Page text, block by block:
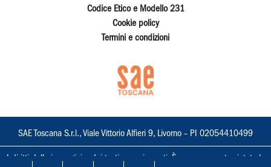
Codice Etico e Modello 231
Cookie policy
Termini e condizioni
SAE Toscana S.r.l., Viale Vittorio Alfieri 9, Livorno – PI 02054410499
I diritti delle immagini e dei testi sono riservati. È espressamente vietata la